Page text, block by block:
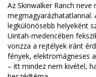
Az Skinwalker Ranch
megmagyarázhatatlannal.
legkülönösebb helyeként
Uintah-medencében
vonzza a rejtélyek iránt
fények, elektromágneses
– itt mindez nem kivétel,